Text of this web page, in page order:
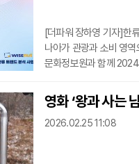
[더파워 장하영 기자]한
나아가 관광과 소비 영
문화정보원과 함께
분석 보고서’를 발표했
2배로 확대해 작성됐다
업으로 확보한 해외 매
영화 ‘왕과 사는
2026.02.25 11:08